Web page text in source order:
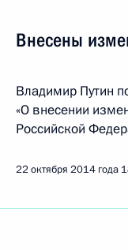
Внесены
Владимир Путин
«О внесении
Российской
22 октября 2014 года